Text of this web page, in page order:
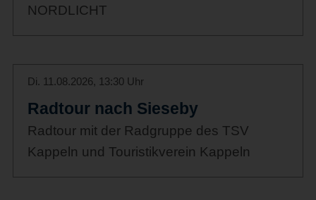
NORDLICHT
Di. 11.08.2026, 13:30 Uhr
Radtour nach Sieseby
Radtour mit der Radgruppe des TSV
Kappeln und Touristikverein Kappeln